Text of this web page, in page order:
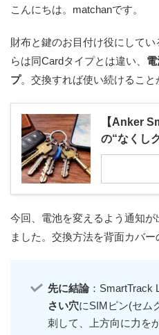
こんにちは。matchanです。
財布と鍵のお目付け役にしてい
らは同Cardタイプとは違い、
プ。交換すれば使い続けること
【Anker
の“なくし
今回、電池を変えるよう通知が
ました。交換方法を背面カバー
先に結論：SmartTrack
さい穴にSIMピン(セム
刺して、上方向に力を